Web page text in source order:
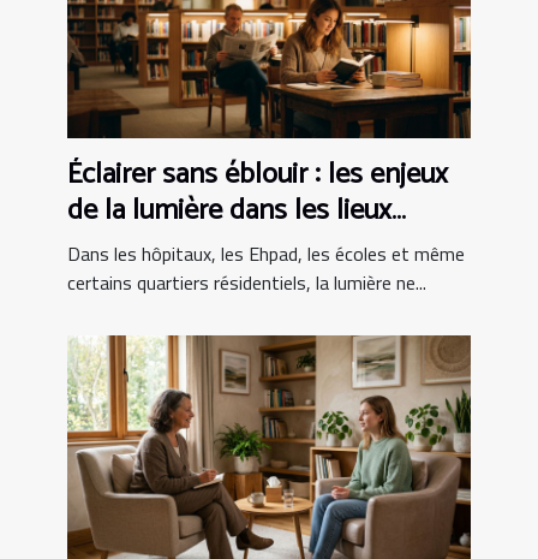
Éclairer sans éblouir : les enjeux
de la lumière dans les lieux
sensibles
Dans les hôpitaux, les Ehpad, les écoles et même
certains quartiers résidentiels, la lumière ne...